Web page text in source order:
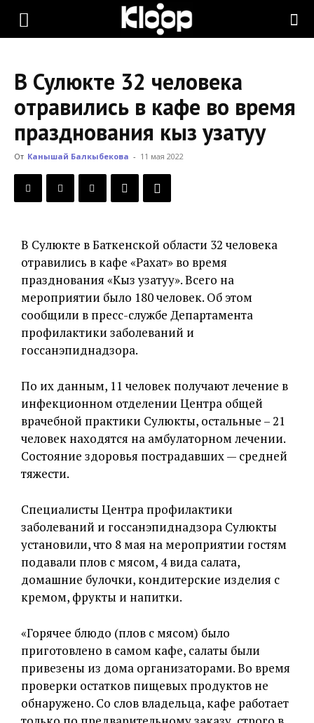
KLOOP.KG
Новости
Кыргызстана
В Сулюкте 32 человека
отравились в кафе во время
празднования кыз узатуу
От Канышай Балкыбекова - 11 мая 2022
В Сулюкте в Баткенской области 32 человека
отравились в кафе «Рахат» во время
празднования «Кыз узатуу». Всего на
мероприятии было 180 человек. Об этом
сообщили в пресс-службе Департамента
профилактики заболеваний и
госсанэпиднадзора.
По их данным, 11 человек получают лечение в
инфекционном отделении Центра общей
врачебной практики Сулюкты, остальные – 21
человек находятся на амбулаторном лечении.
Состояние здоровья пострадавших — средней
тяжести.
Специалисты Центра профилактики
заболеваний и госсанэпиднадзора Сулюкты
установили, что 8 мая на мероприятии гостям
подавали плов с мясом, 4 вида салата,
домашние булочки, кондитерские изделия с
кремом, фрукты и напитки.
«Горячее блюдо (плов с мясом) было
приготовлено в самом кафе, салаты были
привезены из дома организаторами. Во время
проверки остатков пищевых продуктов не
обнаружено. Со слов владельца, кафе работает